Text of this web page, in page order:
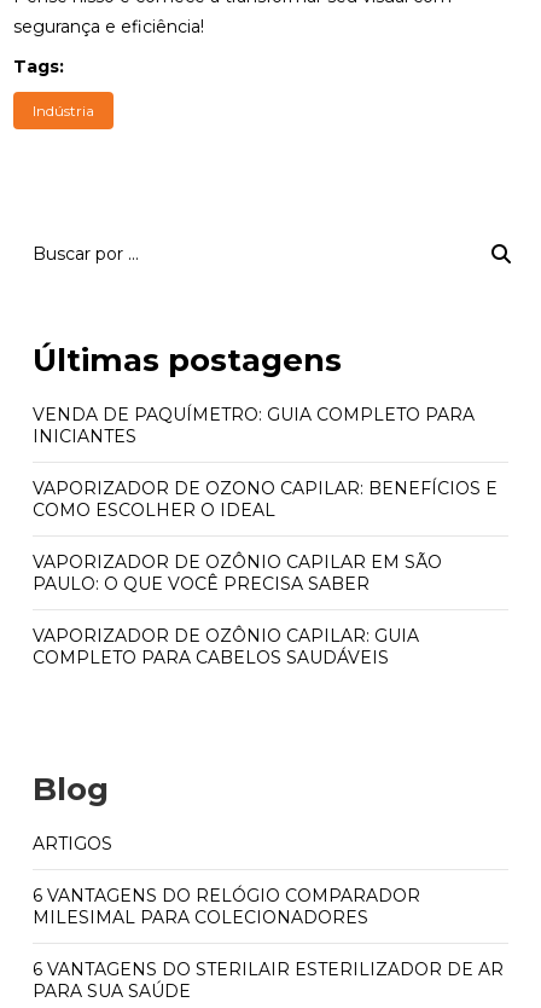
segurança e eficiência!
Tags:
Indústria
Últimas postagens
VENDA DE PAQUÍMETRO: GUIA COMPLETO PARA
INICIANTES
VAPORIZADOR DE OZONO CAPILAR: BENEFÍCIOS E
COMO ESCOLHER O IDEAL
VAPORIZADOR DE OZÔNIO CAPILAR EM SÃO
PAULO: O QUE VOCÊ PRECISA SABER
VAPORIZADOR DE OZÔNIO CAPILAR: GUIA
COMPLETO PARA CABELOS SAUDÁVEIS
Blog
ARTIGOS
6 VANTAGENS DO RELÓGIO COMPARADOR
MILESIMAL PARA COLECIONADORES
6 VANTAGENS DO STERILAIR ESTERILIZADOR DE AR
PARA SUA SAÚDE